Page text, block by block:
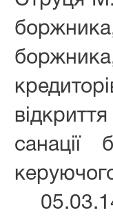
санації